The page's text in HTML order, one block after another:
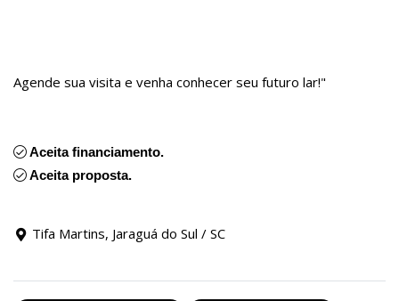
Agende sua visita e venha conhecer seu futuro lar!"
Aceita financiamento.
Aceita proposta.
Tifa Martins, Jaraguá do Sul / SC